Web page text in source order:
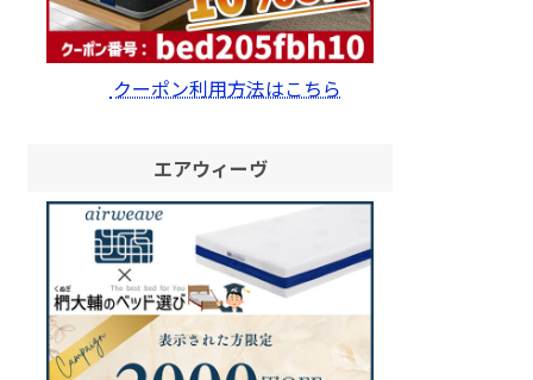
クーポン利用方法はこちら
エアウィーヴ